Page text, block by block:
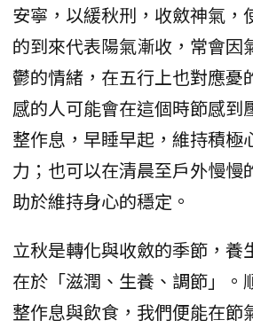
安寧，以緩秋刑，收斂神氣，
的到來代表陽氣漸收，常會因
鬱的情緒，在五行上也對應憂
感的人可能會在這個時節感到
整作息，早睡早起，維持積極
力；也可以在清晨至戶外慢慢
助於維持身心的穩定。
立秋是轉化與收斂的季節，養
在於「滋潤、生養、調節」。
整作息與飲食，我們便能在節